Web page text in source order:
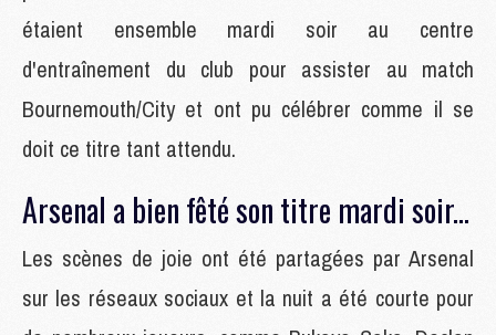
étaient ensemble mardi soir au centre
d'entraînement du club pour assister au match
Bournemouth/City et ont pu célébrer comme il se
doit ce titre tant attendu.
Arsenal a bien fêté son titre mardi soir...
Les scènes de joie ont été partagées par Arsenal
sur les réseaux sociaux et la nuit a été courte pour